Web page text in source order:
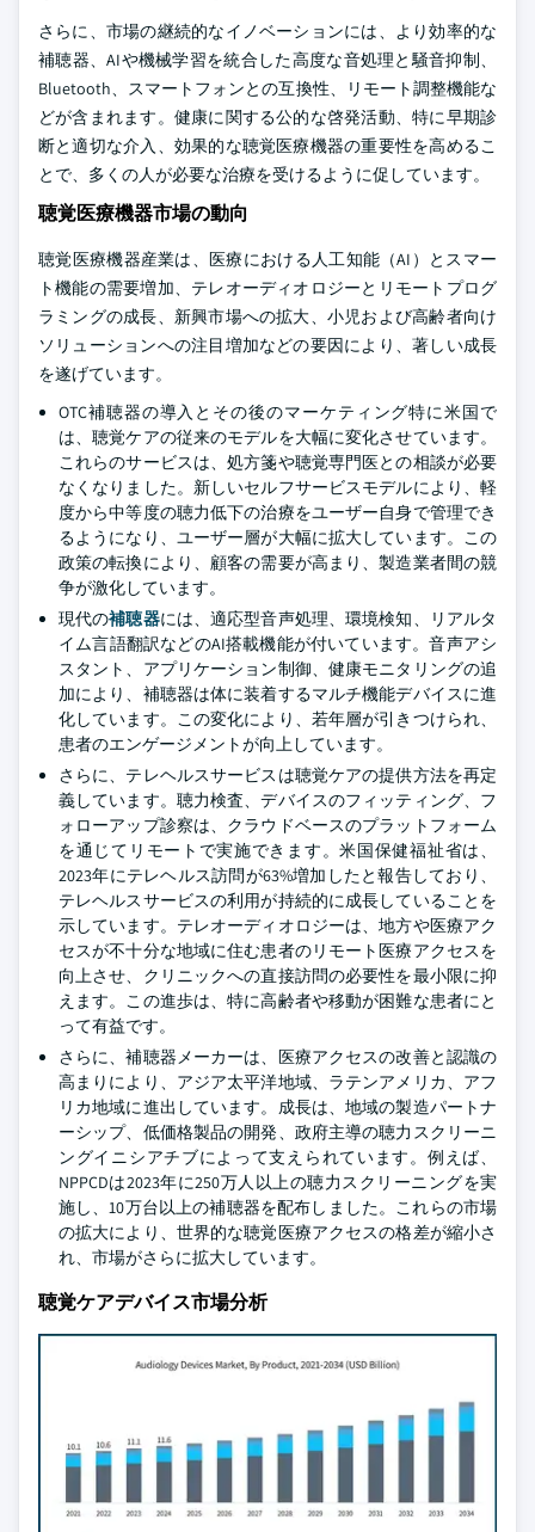
さらに、市場の継続的なイノベーションには、より効率的な
補聴器、AIや機械学習を統合した高度な音処理と騒音抑制、
Bluetooth、スマートフォンとの互換性、リモート調整機能な
どが含まれます。健康に関する公的な啓発活動、特に早期診
断と適切な介入、効果的な聴覚医療機器の重要性を高めるこ
とで、多くの人が必要な治療を受けるように促しています。
聴覚医療機器市場の動向
聴覚医療機器産業は、医療における人工知能（AI）とスマー
ト機能の需要増加、テレオーディオロジーとリモートプログ
ラミングの成長、新興市場への拡大、小児および高齢者向け
ソリューションへの注目増加などの要因により、著しい成長
を遂げています。
OTC補聴器の導入とその後のマーケティング特に米国で
は、聴覚ケアの従来のモデルを大幅に変化させています。
これらのサービスは、処方箋や聴覚専門医との相談が必要
なくなりました。新しいセルフサービスモデルにより、軽
度から中等度の聴力低下の治療をユーザー自身で管理でき
るようになり、ユーザー層が大幅に拡大しています。この
政策の転換により、顧客の需要が高まり、製造業者間の競
争が激化しています。
現代の補聴器には、適応型音声処理、環境検知、リアルタ
イム言語翻訳などのAI搭載機能が付いています。音声アシ
スタント、アプリケーション制御、健康モニタリングの追
加により、補聴器は体に装着するマルチ機能デバイスに進
化しています。この変化により、若年層が引きつけられ、
患者のエンゲージメントが向上しています。
さらに、テレヘルスサービスは聴覚ケアの提供方法を再定
義しています。聴力検査、デバイスのフィッティング、フ
ォローアップ診察は、クラウドベースのプラットフォーム
を通じてリモートで実施できます。米国保健福祉省は、
2023年にテレヘルス訪問が63%増加したと報告しており、
テレヘルスサービスの利用が持続的に成長していることを
示しています。テレオーディオロジーは、地方や医療アク
セスが不十分な地域に住む患者のリモート医療アクセスを
向上させ、クリニックへの直接訪問の必要性を最小限に抑
えます。この進歩は、特に高齢者や移動が困難な患者にと
って有益です。
さらに、補聴器メーカーは、医療アクセスの改善と認識の
高まりにより、アジア太平洋地域、ラテンアメリカ、アフ
リカ地域に進出しています。成長は、地域の製造パートナ
ーシップ、低価格製品の開発、政府主導の聴力スクリーニ
ングイニシアチブによって支えられています。例えば、
NPPCDは2023年に250万人以上の聴力スクリーニングを実
施し、10万台以上の補聴器を配布しました。これらの市場
の拡大により、世界的な聴覚医療アクセスの格差が縮小さ
れ、市場がさらに拡大しています。
聴覚ケアデバイス市場分析